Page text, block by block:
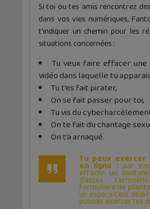
Si toi ou tes amis rencontrez
dans vos vies numériques,
t’indiquer un chemin pour les
situations concernées :
Tu veux faire effacer une
vidéo dans laquelle tu apparais
Tu t’es fait pirater,
On se fait passer pour toi,
Tu vis du
On te fait du chantage
On t’a arnaqué.
Tu peux
en ligne : par
effacer un
d’accès
formulaire de
un espace t’est
puisses exercer tes